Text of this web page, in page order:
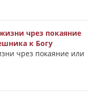
чрез покаяние
к Богу
чрез покаяние или